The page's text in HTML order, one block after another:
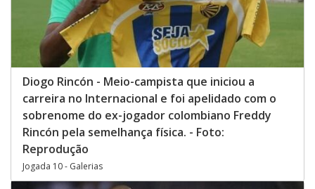
Diogo Rincón - Meio-campista que iniciou a
carreira no Internacional e foi apelidado com o
sobrenome do ex-jogador colombiano Freddy
Rincón pela semelhança física. - Foto:
Reprodução
Jogada 10 - Galerias